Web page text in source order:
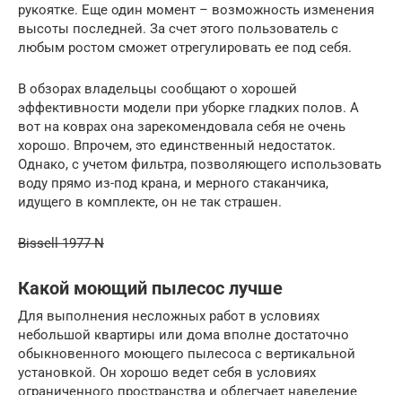
рукоятке. Еще один момент – возможность изменения
высоты последней. За счет этого пользователь с
любым ростом сможет отрегулировать ее под себя.
В обзорах владельцы сообщают о хорошей
эффективности модели при уборке гладких полов. А
вот на коврах она зарекомендовала себя не очень
хорошо. Впрочем, это единственный недостаток.
Однако, с учетом фильтра, позволяющего использовать
воду прямо из-под крана, и мерного стаканчика,
идущего в комплекте, он не так страшен.
Bissell 1977 N
Какой моющий пылесос лучше
Для выполнения несложных работ в условиях
небольшой квартиры или дома вполне достаточно
обыкновенного моющего пылесоса с вертикальной
установкой. Он хорошо ведет себя в условиях
ограниченного пространства и облегчает наведение